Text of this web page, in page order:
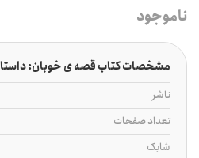
ناموجود
مشخصات کتاب قصه ی خوبان:
ناشر
تعداد صفحات
شابک